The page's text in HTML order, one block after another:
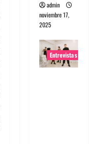
admin
noviembre 17,
2025
Entrevistas